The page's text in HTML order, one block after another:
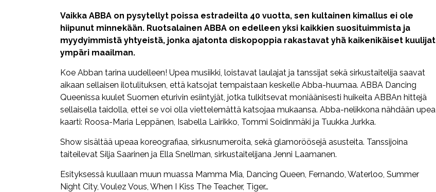
Vaikka ABBA on pysytellyt poissa estradeilta 40 vuotta, sen kultainen kimallus ei ole
hiipunut minnekään. Ruotsalainen ABBA on edelleen yksi kaikkien suosituimmista ja
myydyimmistä yhtyeistä, jonka ajatonta diskopoppia rakastavat yhä kaikenikäiset kuulijat
ympäri maailman.
Koe Abban tarina uudelleen! Upea musiikki, loistavat laulajat ja tanssijat sekä sirkustaitelija saavat
aikaan sellaisen ilotulituksen, että katsojat tempaistaan keskelle Abba-huumaa. ABBA Dancing
Queenissa kuulet Suomen eturivin esiintyjät, jotka tulkitsevat moniäänisesti huikeita ABBAn hittejä
sellaisella taidolla, ettei se voi olla viettelemättä katsojaa mukaansa. Abba-nelikkona nähdään upea
kaarti: Roosa-Maria Leppänen, Isabella Lairikko, Tommi Soidinmäki ja Tuukka Jurkka.
Show sisältää upeaa koreografiaa, sirkusnumeroita, sekä glamoröösejä asusteita. Tanssijoina
taiteilevat Silja Saarinen ja Ella Snellman, sirkustaitelijana Jenni Laamanen.
Esityksessä kuullaan muun muassa Mamma Mia, Dancing Queen, Fernando, Waterloo, Summer
Night City, Voulez Vous, When I Kiss The Teacher, Tiger…